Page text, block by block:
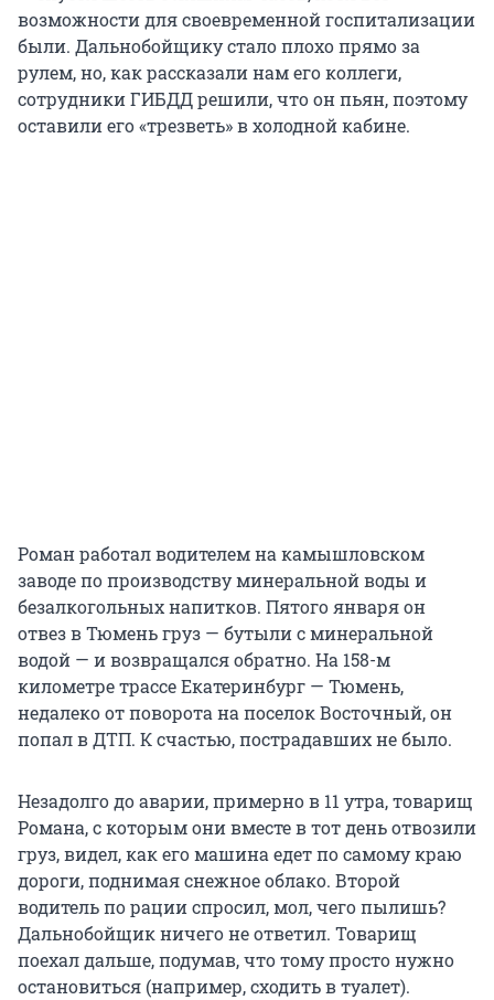
возможности для своевременной госпитализации
были. Дальнобойщику стало плохо прямо за
рулем, но, как рассказали нам его коллеги,
сотрудники ГИБДД решили, что он пьян, поэтому
оставили его «трезветь» в холодной кабине.
Роман работал водителем на камышловском
заводе по производству минеральной воды и
безалкогольных напитков. Пятого января он
отвез в Тюмень груз — бутыли с минеральной
водой — и возвращался обратно. На 158-м
километре трассе Екатеринбург — Тюмень,
недалеко от поворота на поселок Восточный, он
попал в ДТП. К счастью, пострадавших не было.
Незадолго до аварии, примерно в 11 утра, товарищ
Романа, с которым они вместе в тот день отвозили
груз, видел, как его машина едет по самому краю
дороги, поднимая снежное облако. Второй
водитель по рации спросил, мол, чего пылишь?
Дальнобойщик ничего не ответил. Товарищ
поехал дальше, подумав, что тому просто нужно
остановиться (например, сходить в туалет).